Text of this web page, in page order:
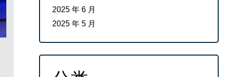
2025 年 6 月
2025 年 5 月